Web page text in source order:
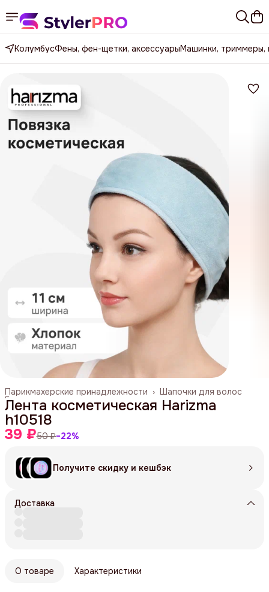
КолумбусФены, фен-щетки, аксессуарыМашинки, триммеры,
Шапочки для волос
Парикмахерские принадлежности ›
Главная ›
Лента косметическая Harizma
h10518
39 ₽50 ₽−22%
Получите скидку и кешбэк
Доставка
О товаре Характеристики